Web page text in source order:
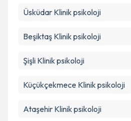
Üsküdar Klinik psikoloji
Beşiktaş Klinik psikoloji
Şişli Klinik psikoloji
Küçükçekmece Klinik psikoloji
Ataşehir Klinik psikoloji